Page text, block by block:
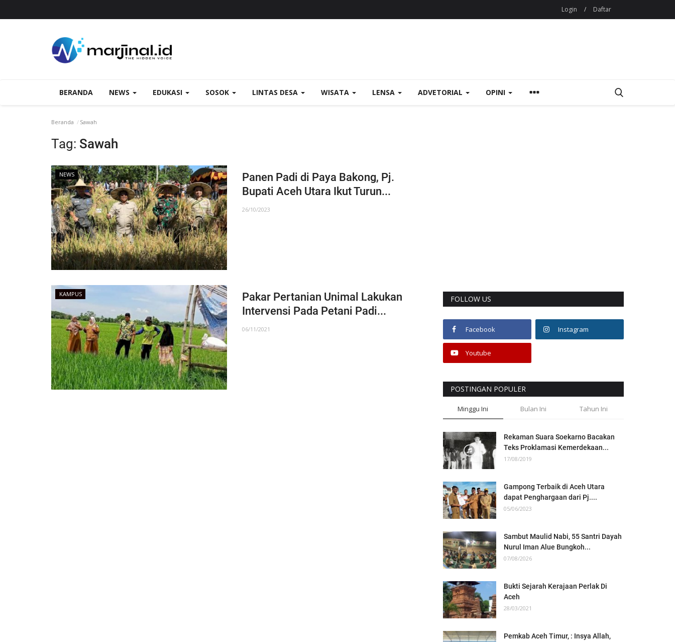
Login / Daftar
BERANDA NEWS EDUKASI SOSOK LINTAS DESA WISATA LENSA ADVETORIAL OPINI
Beranda Sawah
Tag: Sawah
NEWS
Panen Padi di Paya Bakong, Pj.
Bupati Aceh Utara Ikut Turun...
26/10/2023
KAMPUS
Pakar Pertanian Unimal Lakukan
Intervensi Pada Petani Padi...
06/11/2021
FOLLOW US
Facebook Instagram
Youtube
POSTINGAN POPULER
Minggu Ini Bulan Ini Tahun Ini
Rekaman Suara Soekarno Bacakan
Teks Proklamasi Kemerdekaan...
17/08/2019
Gampong Terbaik di Aceh Utara
dapat Penghargaan dari Pj....
05/06/2023
Sambut Maulid Nabi, 55 Santri Dayah
Nurul Iman Alue Bungkoh...
07/08/2026
Bukti Sejarah Kerajaan Perlak Di
Aceh
28/03/2021
Pemkab Aceh Timur, : Insya Allah,